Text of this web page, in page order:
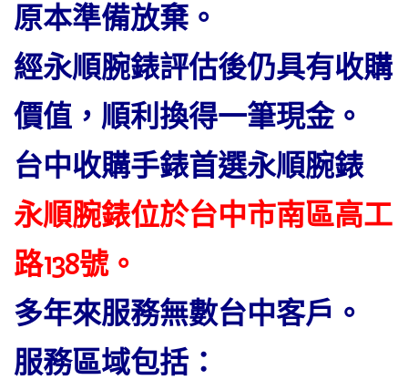
原本準備放棄。
經永順腕錶評估後仍具有收購
價值，順利換得一筆現金。
台中收購手錶首選永順腕錶
永順腕錶位於台中市南區高工
路138號。
多年來服務無數台中客戶。
服務區域包括：